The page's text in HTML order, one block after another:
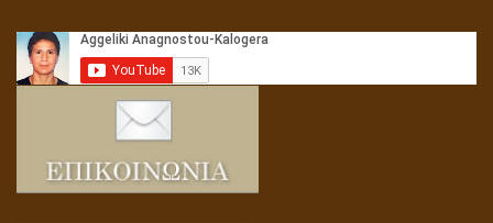
Αληθής και επίπλαστη πνευματικότητα